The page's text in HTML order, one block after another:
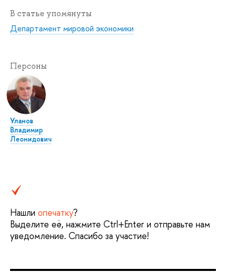
В статье упомянуты
Департамент мировой экономики
Персоны
Уланов
Владимир
Леонидович
Нашли опечатку?
Выделите её, нажмите Ctrl+Enter и отправьте нам
уведомление. Спасибо за участие!